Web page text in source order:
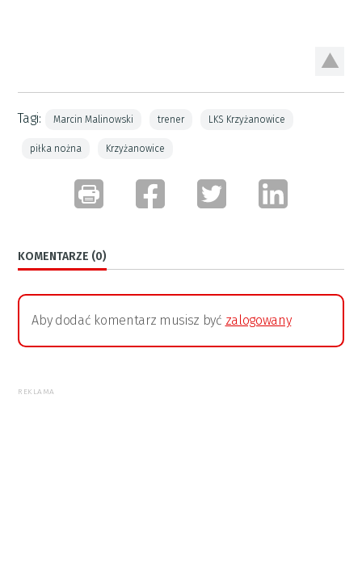
Tagi: Marcin Malinowski trener LKS Krzyżanowice
piłka nożna Krzyżanowice
KOMENTARZE (0)
Aby dodać komentarz musisz być zalogowany
REKLAMA